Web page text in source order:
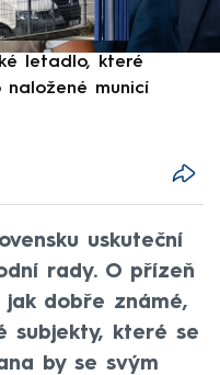
letadlo, které
naložené municí
uskuteční
rady. O přízeň
dobře známé,
subjekty, které se
by se svým